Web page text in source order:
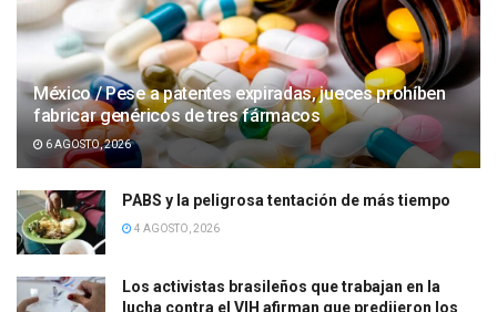
México / Pese a patentes expiradas, jueces prohíben
fabricar genéricos de tres fármacos
6 AGOSTO, 2026
PABS y la peligrosa tentación de más tiempo
4 AGOSTO, 2026
Los activistas brasileños que trabajan en la
lucha contra el VIH afirman que predijeron los